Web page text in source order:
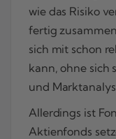
wie das Risiko
fertig
sich mit schon
kann, ohne sich
und
Allerdings ist
Aktienfonds